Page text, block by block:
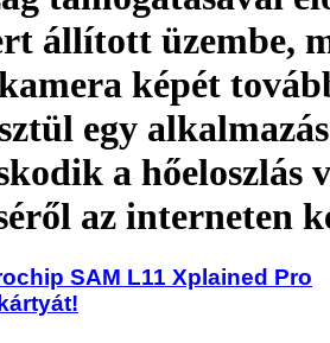
állított üzembe,
képét
egy
a hőeloszlás
az interneten
SAM L11 Xplained Pro